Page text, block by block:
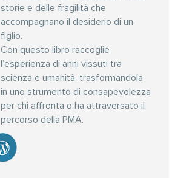
storie e delle fragilità che
accompagnano il desiderio di un
figlio.
Con questo libro raccoglie
l’esperienza di anni vissuti tra
scienza e umanità, trasformandola
in uno strumento di consapevolezza
per chi affronta o ha attraversato il
percorso della PMA.